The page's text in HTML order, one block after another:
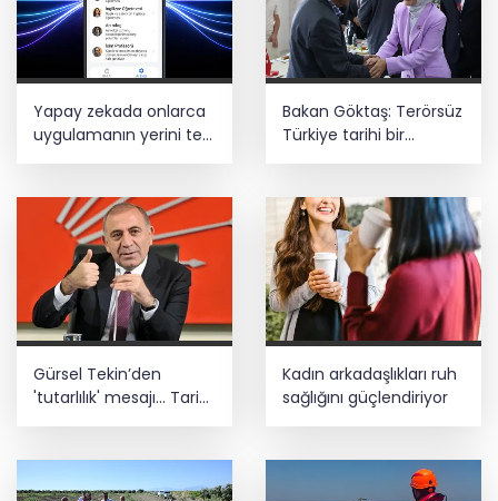
Teröristler teslim olmaya devam
ediyor... Hudutlarda 490 kişi yakalandı
Kayseri Büyükşehir gökyüzü tutkunlarını
Erciyes'te buluşturacak
'Terörsüz Türkiye'
Yapay zekada onlarca
uygulamanın yerini tek
Bakan Göktaş: Terörsüz
Türkiye tarihi bir
Gürsel Tekin’den
'tutarlılık' mesajı... Tarihi
Kadın arkadaşlıkları ruh
sağlığını güçlendiriyor